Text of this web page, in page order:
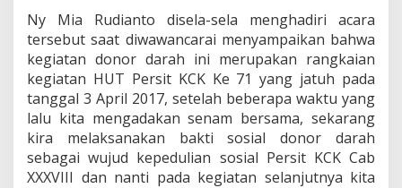
Ny Mia Rudianto disela-sela menghadiri acara
tersebut saat diwawancarai menyampaikan bahwa
kegiatan donor darah ini merupakan rangkaian
kegiatan HUT Persit KCK Ke 71 yang jatuh pada
tanggal 3 April 2017, setelah beberapa waktu yang
lalu kita mengadakan senam bersama, sekarang
kira melaksanakan bakti sosial donor darah
sebagai wujud kepedulian sosial Persit KCK Cab
XXXVIII dan nanti pada kegiatan selanjutnya kita